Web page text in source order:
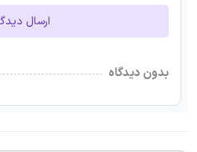
ارسال
بدون دیدگاه